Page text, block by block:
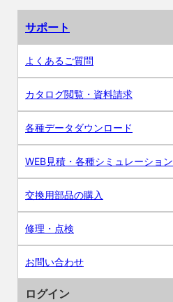
サポート
よくあるご質問
カタログ閲覧・資料請求
各種データダウンロード
WEB見積・各種シミュレーション
交換用部品の購入
修理・点検
お問い合わせ
ログイン